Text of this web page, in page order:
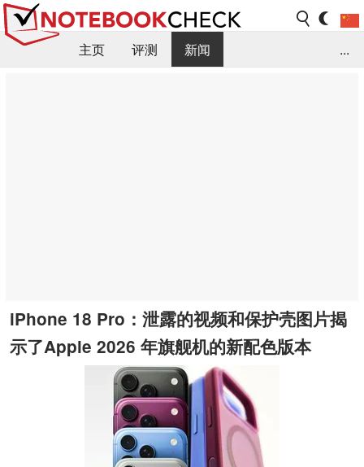
主页 评测
新闻
...
iPhone 18 Pro：泄露的视频和保护壳图片揭
示了Apple 2026 年旗舰机的新配色版本